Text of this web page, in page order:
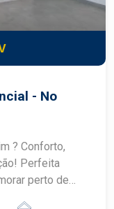
- No
? Conforto,
Perfeita
perto de